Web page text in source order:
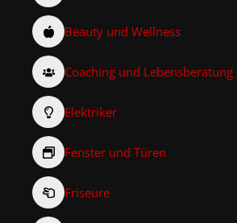
Beauty und Wellness
Coaching und Lebensberatung
Elektriker
Fenster und Türen
Friseure